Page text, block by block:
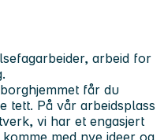
arbeid for
får du
tett. På vår arbeidsplass
vi har et engasjert